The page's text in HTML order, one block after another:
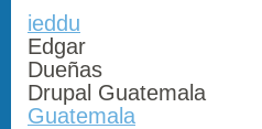
ieddu
Edgar
Dueñas
Drupal Guatemala
Guatemala